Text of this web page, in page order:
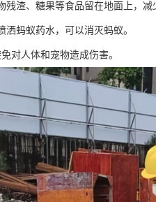
渣、糖果等食品留在地面上，
蚂蚁药水，可以消灭蚂蚁。
对人体和宠物造成伤害。